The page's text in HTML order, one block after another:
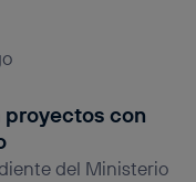
proyectos con
del Ministerio